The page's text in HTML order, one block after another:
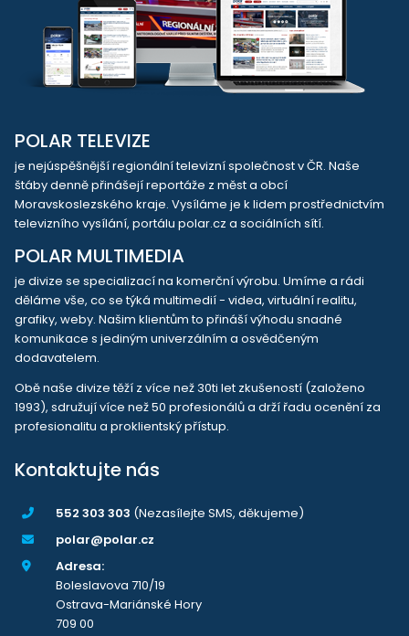
POLAR TELEVIZE
je nejúspěšnější regionální televizní společnost v ČR. Naše
štáby denně přinášejí reportáže z měst a obcí
Moravskoslezského kraje. Vysíláme je k lidem prostřednictvím
televizního vysílání, portálu polar.cz a sociálních sítí.
POLAR MULTIMEDIA
je divize se specializací na komerční výrobu. Umíme a rádi
děláme vše, co se týká multimedií - videa, virtuální realitu,
grafiky, weby. Našim klientům to přináší výhodu snadné
komunikace s jediným univerzálním a osvědčeným
dodavatelem.
Obě naše divize těží z více než 30ti let zkušeností (založeno
1993), sdružují více než 50 profesionálů a drží řadu ocenění za
profesionalitu a proklientský přístup.
Kontaktujte nás
552 303 303 (Nezasílejte SMS, děkujeme)
polar@polar.cz
Adresa:
Boleslavova 710/19
Ostrava-Mariánské Hory
709 00